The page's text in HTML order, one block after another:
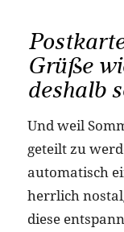
Grüße
deshalb
Und weil
geteilt zu
automatisch
herrlich
diese